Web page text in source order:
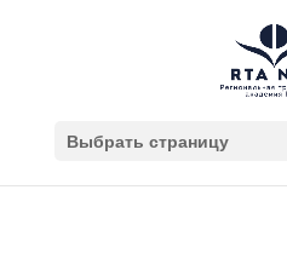
Выбрать страницу